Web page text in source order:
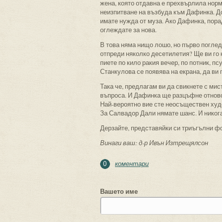
жена, която отдавна е прехвърлила
неизпитване на възбуда към Дафинка.
имате нужда от муза. Ако Дафинка,
оглеждате за нова.
В това няма нищо лошо, но първо
отпреди няколко десетилетия? Ще ви
пиете по кило ракия вечер, по потник,
Станкулова се появява на екрана, да
Така че, предлагам ви да свикнете с
въпроса. И Дафинка ще разцъфне
Най-вероятно вие сте неосъществен
За Салвадор Дали нямате шанс. И
Дерзайте, представяйки си триъгълни
Винаги ваш: д-р Ивън Изтрещялсон
0 коментари
Вашето име